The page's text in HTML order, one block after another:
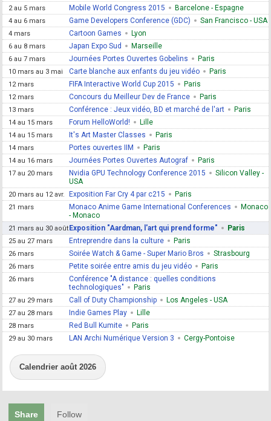
2 au 5 mars Mobile World Congress 2015 Barcelone - Espagne
4 au 6 mars Game Developers Conference (GDC) San Francisco - USA
4 mars Cartoon Games Lyon
6 au 8 mars Japan Expo Sud Marseille
6 au 7 mars Journées Portes Ouvertes Gobelins Paris
10 mars au 3 mai Carte blanche aux enfants du jeu vidéo Paris
12 mars FIFA Interactive World Cup 2015 Paris
12 mars Concours du Meilleur Dev de France Paris
13 mars Conférence : Jeux vidéo, BD et marché de l'art Paris
14 au 15 mars Forum HelloWorld! Lille
14 au 15 mars It's Art Master Classes Paris
14 mars Portes ouvertes IIM Paris
14 au 16 mars Journées Portes Ouvertes Autograf Paris
17 au 20 mars Nvidia GPU Technology Conference 2015
Silicon Valley -
USA
20 mars au 12 avr. Exposition Far Cry 4 par c215 Paris
21 mars Monaco Anime Game International Conferences
Monaco
- Monaco
21 mars au 30 août Exposition "Aardman, l'art qui prend forme" Paris
25 au 27 mars Entreprendre dans la culture Paris
26 mars Soirée Watch & Game - Super Mario Bros Strasbourg
26 mars Petite soirée entre amis du jeu vidéo Paris
26 mars
Conférence "A distance : quelles conditions
technologiques"
Paris
27 au 29 mars Call of Duty Championship Los Angeles - USA
27 au 28 mars Indie Games Play Lille
28 mars Red Bull Kumite Paris
29 au 30 mars LAN Archi Numérique Version 3 Cergy-Pontoise
Calendrier août 2026
Share Follow